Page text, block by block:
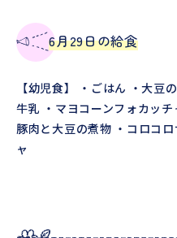
6月29日の給食
【幼児食】 ・ごはん ・大豆
牛乳 ・マヨコーンフォカッ
豚肉と大豆の煮物 ・コロコ
ャ